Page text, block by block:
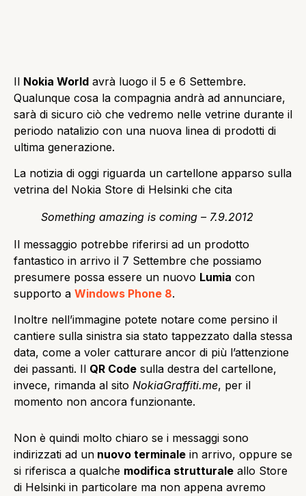
Il Nokia World avrà luogo il 5 e 6 Settembre.
Qualunque cosa la compagnia andrà ad annunciare,
sarà di sicuro ciò che vedremo nelle vetrine durante il
periodo natalizio con una nuova linea di prodotti di
ultima generazione.
La notizia di oggi riguarda un cartellone apparso sulla
vetrina del Nokia Store di Helsinki che cita
Something amazing is coming – 7.9.2012
Il messaggio potrebbe riferirsi ad un prodotto
fantastico in arrivo il 7 Settembre che possiamo
presumere possa essere un nuovo Lumia con
supporto a Windows Phone 8.
Inoltre nell’immagine potete notare come persino il
cantiere sulla sinistra sia stato tappezzato dalla stessa
data, come a voler catturare ancor di più l’attenzione
dei passanti. Il QR Code sulla destra del cartellone,
invece, rimanda al sito NokiaGraffiti.me, per il
momento non ancora funzionante.
Non è quindi molto chiaro se i messaggi sono
indirizzati ad un nuovo terminale in arrivo, oppure se
si riferisca a qualche modifica strutturale allo Store
di Helsinki in particolare ma non appena avremo